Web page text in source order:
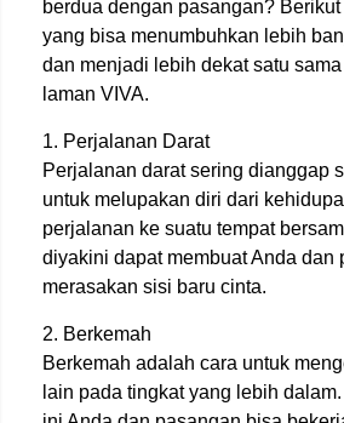
berdua dengan pasangan?
yang bisa menumbuhkan lebih
dan menjadi lebih dekat satu
laman VIVA.
1. Perjalanan Darat
Perjalanan darat sering dianggap
untuk melupakan diri dari
perjalanan ke suatu tempat
diyakini dapat membuat Anda dan
merasakan sisi baru cinta.
2. Berkemah
Berkemah adalah cara untuk
lain pada tingkat yang lebih